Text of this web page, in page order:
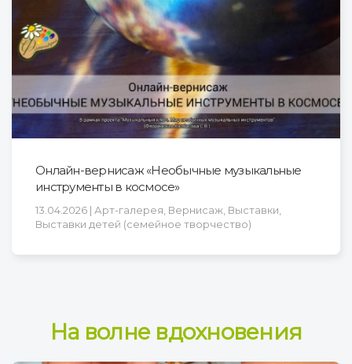
Онлайн-вернисаж «Необычные музыкальные
инструменты в космосе»
13.04.2026 | Арт-галерея, Вернисаж, Выставки,
Выставки детей (семейное творчество)
На волне вдохновения